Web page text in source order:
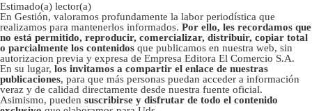
Estimado(a) lector(a)
En Gestión, valoramos profundamente la labor periodística que
realizamos para mantenerlos informados. Por ello, les recordamos que
no está permitido, reproducir, comercializar, distribuir, copiar total
o parcialmente los contenidos que publicamos en nuestra web, sin
autorizacion previa y expresa de Empresa Editora El Comercio S.A.
En su lugar, los invitamos a compartir el enlace de nuestras
publicaciones, para que más personas puedan acceder a información
veraz y de calidad directamente desde nuestra fuente oficial.
Asimismo, pueden suscribirse y disfrutar de todo el contenido